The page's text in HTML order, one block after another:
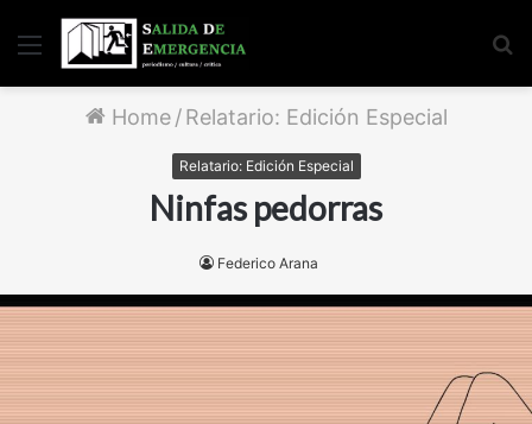
Menu
Home / Relatario: Edición Especial
Relatario: Edición Especial
Ninfas pedorras
Federico Arana